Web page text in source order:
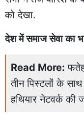
को देखा.
देश में समाज सेवा का
Read More:
तीन पिस्टलों के
हथियार नेटवर्क की